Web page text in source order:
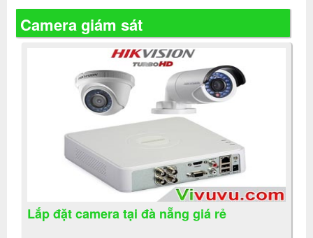
Camera giám sát
Lắp đặt camera tại đà nẵng giá rẻ